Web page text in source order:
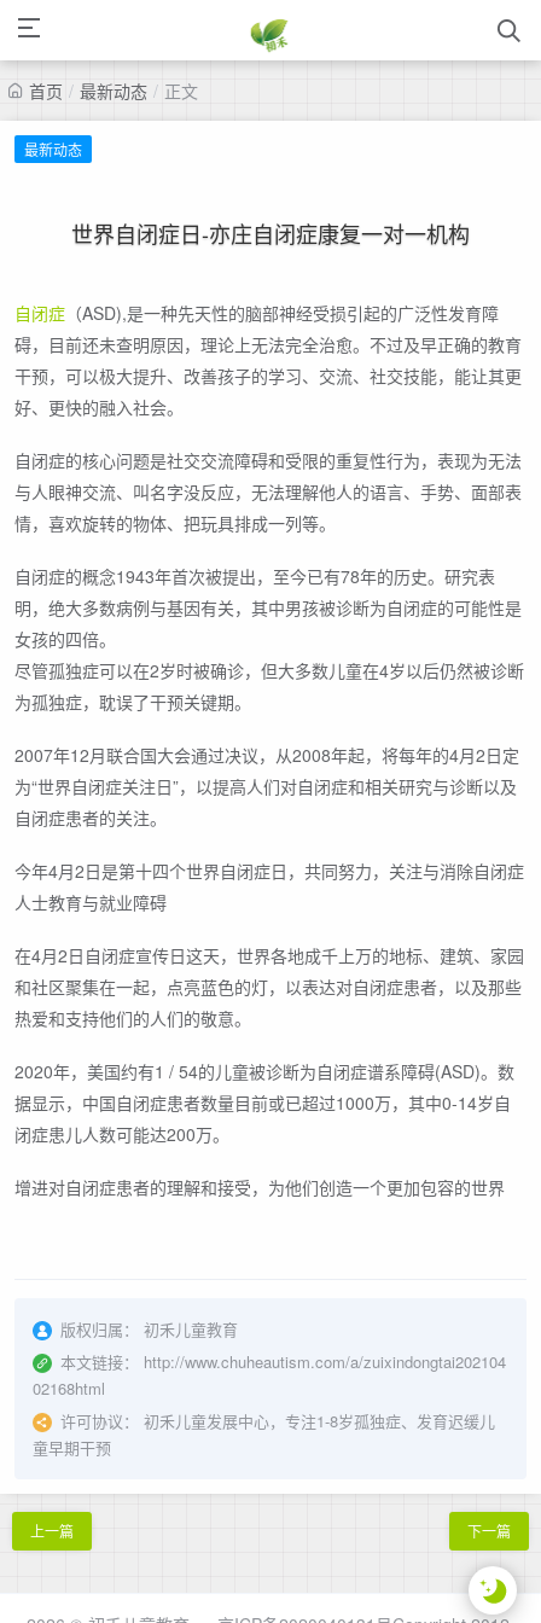
首页 / 最新动态 / 正文
最新动态
世界自闭症日-亦庄自闭症康复一对一机构
自闭症 （ASD),是一种先天性的脑部神经受损引起的广泛性发育障
碍，目前还未查明原因，理论上无法完全治愈。不过及早正确的教育
干预，可以极大提升、改善孩子的学习、交流、社交技能，能让其更
好、更快的融入社会。
自闭症的核心问题是社交交流障碍和受限的重复性行为，表现为无法
与人眼神交流、叫名字没反应，无法理解他人的语言、手势、面部表
情，喜欢旋转的物体、把玩具排成一列等。
自闭症的概念1943年首次被提出，至今已有78年的历史。研究表
明，绝大多数病例与基因有关，其中男孩被诊断为自闭症的可能性是
女孩的四倍。
尽管孤独症可以在2岁时被确诊，但大多数儿童在4岁以后仍然被诊断
为孤独症，耽误了干预关键期。
2007年12月联合国大会通过决议，从2008年起，将每年的4月2日定
为“世界自闭症关注日”，以提高人们对自闭症和相关研究与诊断以及
自闭症患者的关注。
今年4月2日是第十四个世界自闭症日，共同努力，关注与消除自闭症
人士教育与就业障碍
在4月2日自闭症宣传日这天，世界各地成千上万的地标、建筑、家园
和社区聚集在一起，点亮蓝色的灯，以表达对自闭症患者，以及那些
热爱和支持他们的人们的敬意。
2020年，美国约有1 / 54的儿童被诊断为自闭症谱系障碍(ASD)。数
据显示，中国自闭症患者数量目前或已超过1000万，其中0-14岁自
闭症患儿人数可能达200万。
增进对自闭症患者的理解和接受，为他们创造一个更加包容的世界
版权归属：
初禾儿童教育
本文链接：
http://www.chuheautism.com/a/zuixindongtai202104
02168html
许可协议：
初禾儿童发展中心，专注1-8岁孤独症、发育迟缓儿
童早期干预
上一篇 下一篇